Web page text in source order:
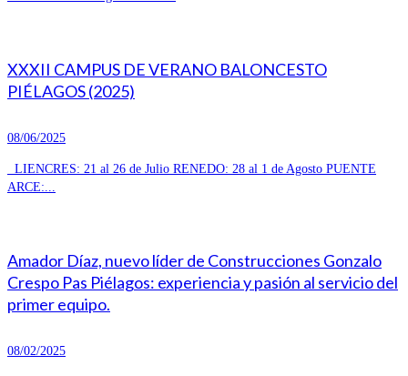
XXXII CAMPUS DE VERANO BALONCESTO
PIÉLAGOS (2025)
08/06/2025
LIENCRES: 21 al 26 de Julio RENEDO: 28 al 1 de Agosto PUENTE
ARCE:...
Amador Díaz, nuevo líder de Construcciones Gonzalo
Crespo Pas Piélagos: experiencia y pasión al servicio del
primer equipo.
08/02/2025